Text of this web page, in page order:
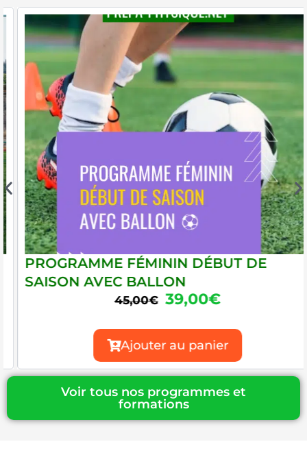
PROGRAMME FÉMININ DÉBUT DE
SAISON AVEC BALLON
45,00€ L
p
r
i
x
i
39,00€L
p
r
i
x
a
Ajouter au panier
Voir tous nos programmes et
formations